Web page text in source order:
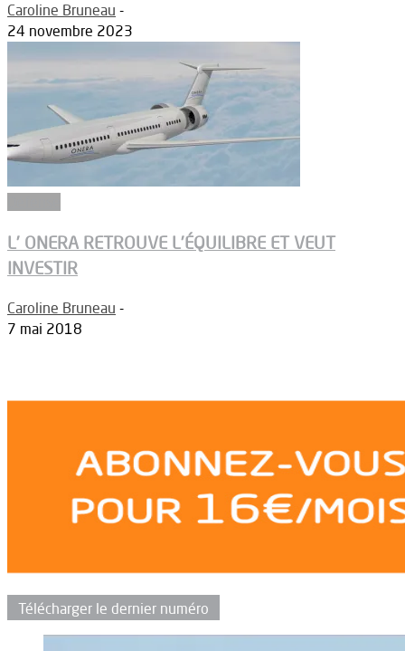
Caroline Bruneau -
24 novembre 2023
L’ ONERA RETROUVE L’ÉQUILIBRE ET VEUT
INVESTIR
Caroline Bruneau -
7 mai 2018
Télécharger le dernier numéro